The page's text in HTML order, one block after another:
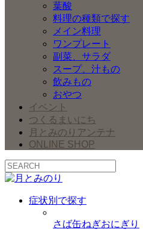
葉酸
料理の種類で探す
メイン料理
ワンプレート
副菜、サラダ
スープ、汁もの
飲みもの
おやつ
イベント
つくるまいにち
月とみのりアンテナ
ONLINE SHOP
症状別で探す
さば缶ねぎおにぎり